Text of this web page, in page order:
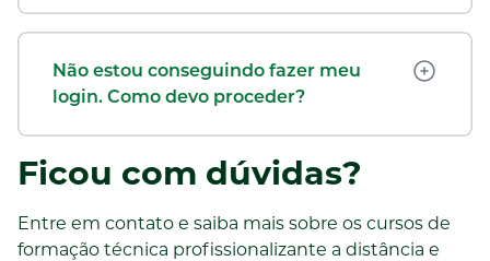
Não estou conseguindo fazer meu
login. Como devo proceder?
Ficou com dúvidas?
Entre em contato e saiba mais sobre os cursos de
formação técnica profissionalizante a distância e